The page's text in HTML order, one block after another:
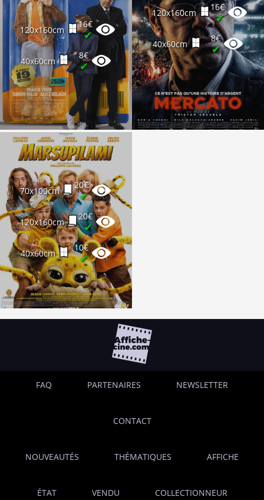
120x160cm
16€
✔
40x60cm
8€
✔
120x160cm
16€
✔
40x60cm
8€
✔
70x100cm
20€
✔
120x160cm
20€
✔
40x60cm
10€
✔
FAQ PARTENAIRES NEWSLETTER
CONTACT
NOUVEAUTÉS THÉMATIQUES AFFICHE
ÉTAT VENDU COLLECTIONNEUR